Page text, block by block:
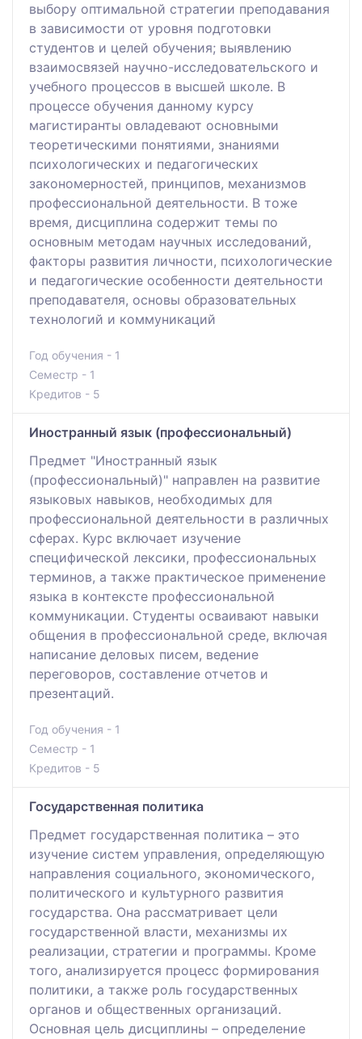
выбору оптимальной стратегии преподавания
в зависимости от уровня подготовки
студентов и целей обучения; выявлению
взаимосвязей научно-исследовательского и
учебного процессов в высшей школе. В
процессе обучения данному курсу
магистиранты овладевают основными
теоретическими понятиями, знаниями
психологических и педагогических
закономерностей, принципов, механизмов
профессиональной деятельности. В тоже
время, дисциплина содержит темы по
основным методам научных исследований,
факторы развития личности, психологические
и педагогические особенности деятельности
преподавателя, основы образовательных
технологий и коммуникаций
Год обучения - 1
Семестр - 1
Кредитов - 5
Иностранный язык (профессиональный)
Предмет "Иностранный язык
(профессиональный)" направлен на развитие
языковых навыков, необходимых для
профессиональной деятельности в различных
сферах. Курс включает изучение
специфической лексики, профессиональных
терминов, а также практическое применение
языка в контексте профессиональной
коммуникации. Студенты осваивают навыки
общения в профессиональной среде, включая
написание деловых писем, ведение
переговоров, составление отчетов и
презентаций.
Год обучения - 1
Семестр - 1
Кредитов - 5
Государственная политика
Предмет государственная политика – это
изучение систем управления, определяющую
направления социального, экономического,
политического и культурного развития
государства. Она рассматривает цели
государственной власти, механизмы их
реализации, стратегии и программы. Кроме
того, анализируется процесс формирования
политики, а также роль государственных
органов и общественных организаций.
Основная цель дисциплины – определение